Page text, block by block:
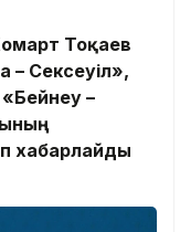
Тоқаев
– Сексеуіл»,
–
хабарлайды